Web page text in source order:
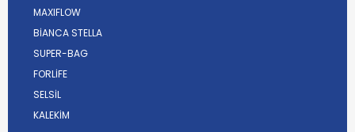
MAXIFLOW
BİANCA STELLA
SUPER-BAG
FORLİFE
SELSİL
KALEKİM